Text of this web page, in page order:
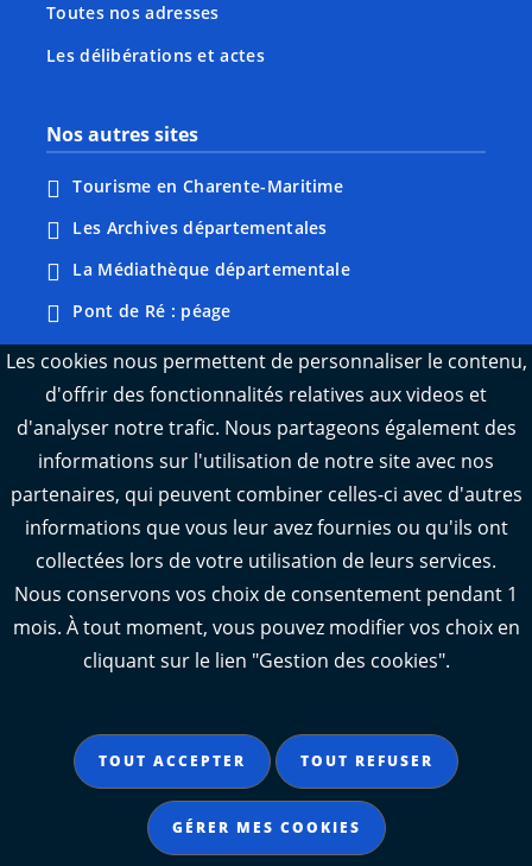
Toutes nos adresses
Les délibérations et actes
Nos autres sites
Tourisme en Charente-Maritime
Les Archives départementales
La Médiathèque départementale
Pont de Ré : péage
Webcams : Ré info trafic
Webcams : Oléron info trafic
Manger 17
L'Observatoire des territoires de Charente-
Maritime
Accessibilité : partiellement conforme
Mentions légales
Données personnelles
Gestion des cookies
Contact
Les cookies nous permettent de personnaliser le contenu,
d'offrir des fonctionnalités relatives aux videos et
d'analyser notre trafic. Nous partageons également des
informations sur l'utilisation de notre site avec nos
partenaires, qui peuvent combiner celles-ci avec d'autres
informations que vous leur avez fournies ou qu'ils ont
collectées lors de votre utilisation de leurs services.
Nous conservons vos choix de consentement pendant 1
mois. À tout moment, vous pouvez modifier vos choix en
cliquant sur le lien "Gestion des cookies".
TOUT ACCEPTER TOUT REFUSER
GÉRER MES COOKIES